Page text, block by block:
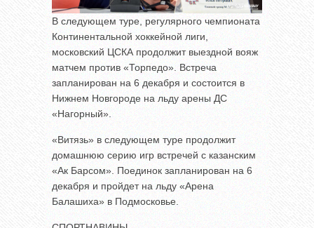
В следующем туре, регулярного чемпионата
Континентальной хоккейной лиги,
московский ЦСКА продолжит выездной вояж
матчем против «Торпедо». Встреча
запланирован на 6 декабря и состоится в
Нижнем Новгороде на льду арены ДС
«Нагорный».
«Витязь» в следующем туре продолжит
домашнюю серию игр встречей с казанским
«Ак Барсом». Поединок запланирован на 6
декабря и пройдет на льду «Арена
Балашиха» в Подмосковье.